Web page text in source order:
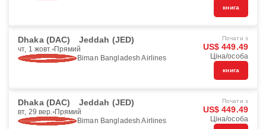
книга
Dhaka (DAC) Jeddah (JED)
чт, 1 жовт. Прямий
Biman Bangladesh Airlines
Почати з
US$ 449.49
Ціна/особа
книга
Dhaka (DAC) Jeddah (JED)
вт, 29 вер. Прямий
Biman Bangladesh Airlines
Почати з
US$ 449.49
Ціна/особа